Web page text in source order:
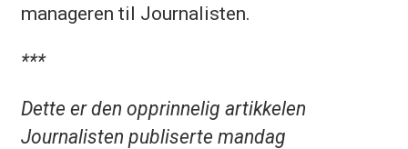
manageren til Journalisten.
***
Dette er den opprinnelig artikkelen
Journalisten publiserte mandag